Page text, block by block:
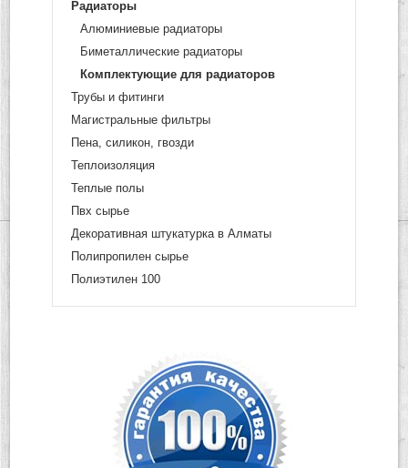
Радиаторы
Алюминиевые радиаторы
Биметаллические радиаторы
Комплектующие для радиаторов
Трубы и фитинги
Магистральные фильтры
Пена, силикон, гвозди
Теплоизоляция
Теплые полы
Пвх сырье
Декоративная штукатурка в Алматы
Полипропилен сырье
Полиэтилен 100